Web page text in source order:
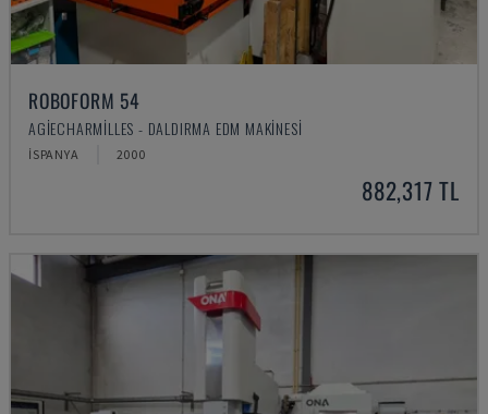
ROBOFORM 54
AGIECHARMILLES - DALDIRMA EDM MAKINESI
İSPANYA 2000
882,317 TL